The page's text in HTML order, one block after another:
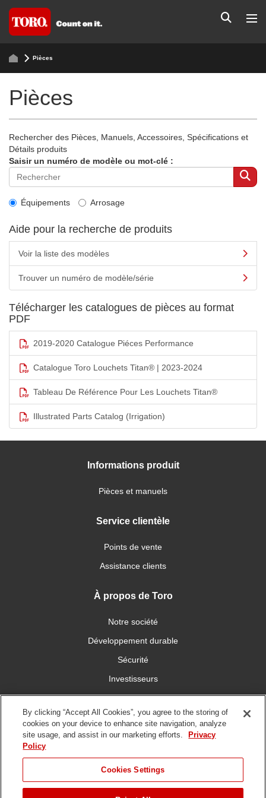
Pièces
Pièces
Rechercher des Pièces, Manuels, Accessoires, Spécifications et
Détails produits
Saisir un numéro de modèle ou mot-clé :
Équipements Arrosage
Aide pour la recherche de produits
Voir la liste des modèles
Trouver un numéro de modèle/série
Télécharger les catalogues de pièces au format
PDF
2019-2020 Catalogue Piéces Performance
Catalogue Toro Louchets Titan® | 2023-2024
Tableau De Référence Pour Les Louchets Titan®
Illustrated Parts Catalog (Irrigation)
Informations produit
Pièces et manuels
Service clientèle
Points de vente
Assistance clients
À propos de Toro
Notre société
Développement durable
Sécurité
Investisseurs
Carrières
Connectez-vous avec nous
By clicking “Accept All Cookies”, you agree to the storing of
cookies on your device to enhance site navigation, analyze
site usage, and assist in our marketing efforts.
Privacy
Policy
Cookies Settings